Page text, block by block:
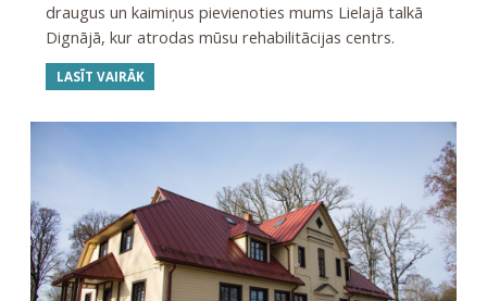
draugus un kaimiņus pievienoties mums Lielajā talkā
Dignājā, kur atrodas mūsu rehabilitācijas centrs.
LASĪT VAIRĀK